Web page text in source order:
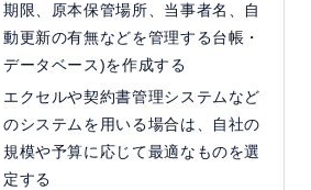
期限、原本保管場所、当事者名、自
動更新の有無などを管理する台帳・
データベース)を作成する
エクセルや契約書管理システムなど
のシステムを用いる場合は、自社の
規模や予算に応じて最適なものを選
定する